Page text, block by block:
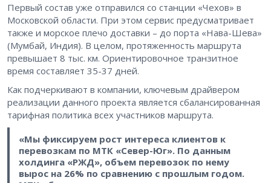
Первый состав уже отправился со станции «Чехов» в
Московской области. При этом сервис предусматривает
также и морское плечо доставки – до порта «Нава-Шева»
(Мумбай, Индия). В целом, протяженность маршрута
превышает 8 тыс. км. Ориентировочное транзитное
время составляет 35-37 дней.
Как подчеркивают в компании, ключевым драйвером
реализации данного проекта является сбалансированная
тарифная политика всех участников маршрута.
«Мы фиксируем рост интереса клиентов к
перевозкам по МТК «Север-Юг». По данным
холдинга «РЖД», объем перевозок по нему
вырос на 26% по сравнению с прошлым годом.